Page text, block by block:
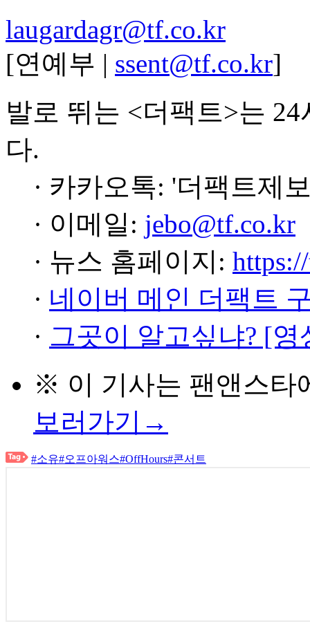
laugardagr@tf.co.kr
[연예부 | ssent@tf.co.kr]
발로 뛰는 <더팩트>는
다.
· 카카오톡: '더팩트제
· 이메일: jebo@tf.co.kr
· 뉴스 홈페이지:
· 네이버 메인 더팩트
· 그곳이 알고싶냐? [
※ 이 기사는 팬앤스타
보러가기→
#소유#오프아워스#OffHours#콘서트